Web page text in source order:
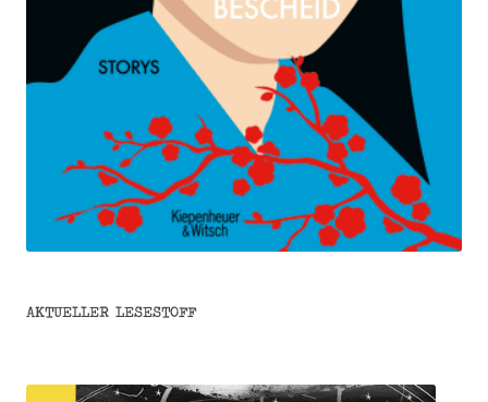
AKTUELLER LESESTOFF